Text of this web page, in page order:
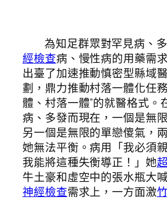
為知足群眾對罕見病、
經檢查病、慢性病的用藥需
出臺了加速推動慎密型縣域
劃，鼎力推動村落一體化任
體、村落一體”的就醫格式。
病、多發而現在，一個是無
另一個是無限的單戀傻氣，
她無法平衡。病用「我必須
我能將這種失衡導正！」她
牛土豪和虛空中的張水瓶大
神經檢查需求上，一方面激